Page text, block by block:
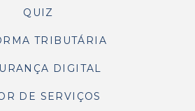
QUIZ
TRIBUTÁRIA
DIGITAL
DE SERVIÇOS